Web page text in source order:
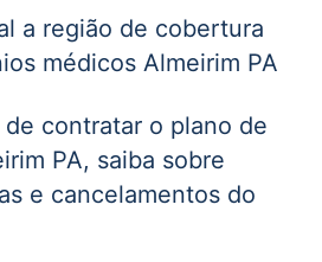
a região de cobertura
médicos Almeirim PA
contratar o plano de
PA, saiba sobre
e cancelamentos do